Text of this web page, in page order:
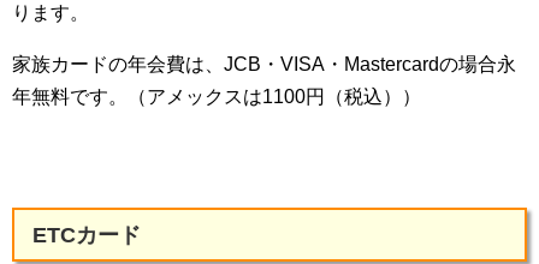
ります。
家族カードの年会費は、JCB・VISA・Mastercardの場合永
年無料です。（アメックスは1100円（税込））
ETCカード